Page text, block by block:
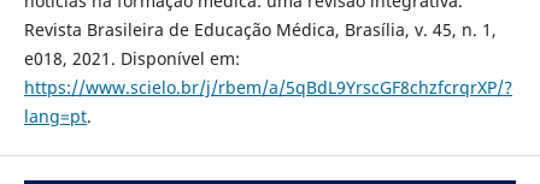
Revista Brasileira de Educação Médica, Brasília, v. 45, n. 1,
e018, 2021. Disponível em:
https://www.scielo.br/j/rbem/a/5qBdL9YrscGF8chzfcrqrXP/?
lang=pt.